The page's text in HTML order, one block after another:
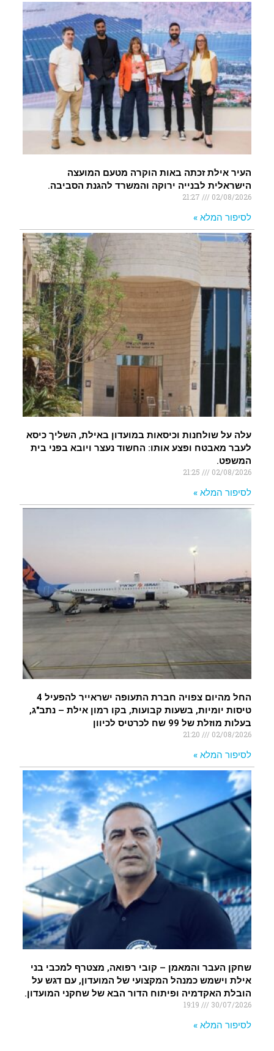
העיר אילת זכתה באות הוקרה מטעם המועצה
הישראלית לבנייה ירוקה והמשרד להגנת הסביבה.
02/08/2026
לסיפור המלא »
עלה על שולחנות וכיסאות במועדון באילת, השליך כיסא
לעבר מאבטח ופצע אותו: החשוד נעצר ויובא בפני בית
המשפט.
02/08/2026
לסיפור המלא »
החל מהיום צפויה חברת התעופה ישראייר להפעיל 4
טיסות יומיות, בשעות קבועות, בקו רמון אילת – נתב"ג,
בעלות מוזלת של 99 שח לכרטיס לכיוון
02/08/2026
לסיפור המלא »
שחקן העבר והמאמן – קובי רפואה, מצטרף למכבי בני
אילת וישמש כמנהל המקצועי של המועדון, עם דגש על
הובלת האקדמיה ופיתוח הדור הבא של שחקני המועדון.
30/07/2026
לסיפור המלא »